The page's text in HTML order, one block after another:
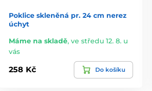
Poklice skleněná pr. 24 cm nerez
úchyt
Máme na skladě, ve středu 12. 8. u
vás
258 Kč Do košíku